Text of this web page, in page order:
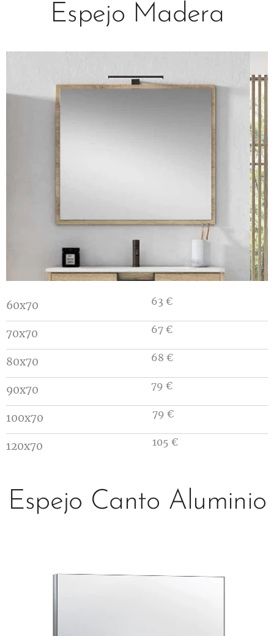
Espejo Madera
60x70 63 €
70x70 67 €
80x70 68 €
90x70 79 €
100x70 79 €
120x70 105 €
Espejo Canto Aluminio